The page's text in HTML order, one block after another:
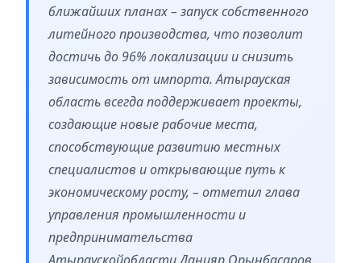
ближайших планах – запуск собственного
литейного производства, что позволит
достичь до 96% локализации и снизить
зависимость от импорта. Атырауская
область всегда поддерживает проекты,
создающие новые рабочие места,
способствующие развитию местных
специалистов и открывающие путь к
экономическому росту, – отметил глава
управления промышленности и
предпринимательства